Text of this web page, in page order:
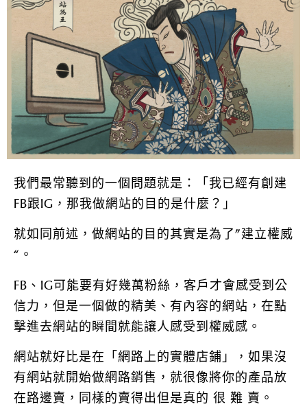
我們最常聽到的一個問題就是：「我已經有創建
FB跟IG，那我做網站的目的是什麼？」
就如同前述，做網站的目的其實是為了”建立權威
“。
FB、IG可能要有好幾萬粉絲，客戶才會感受到公
信力，但是一個做的精美、有內容的網站，在點
擊進去網站的瞬間就能讓人感受到權威感。
網站就好比是在「網路上的實體店鋪」，如果沒
有網站就開始做網路銷售，就很像將你的產品放
在路邊賣，同樣的賣得出但是真的 很 難 賣。